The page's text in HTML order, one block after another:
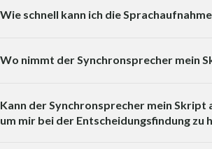
Wie schnell kann ich die
Wo nimmt der Synchronsprecher mein
Kann der Synchronsprecher mein Skript
um mir bei der Entscheidungsfindung zu